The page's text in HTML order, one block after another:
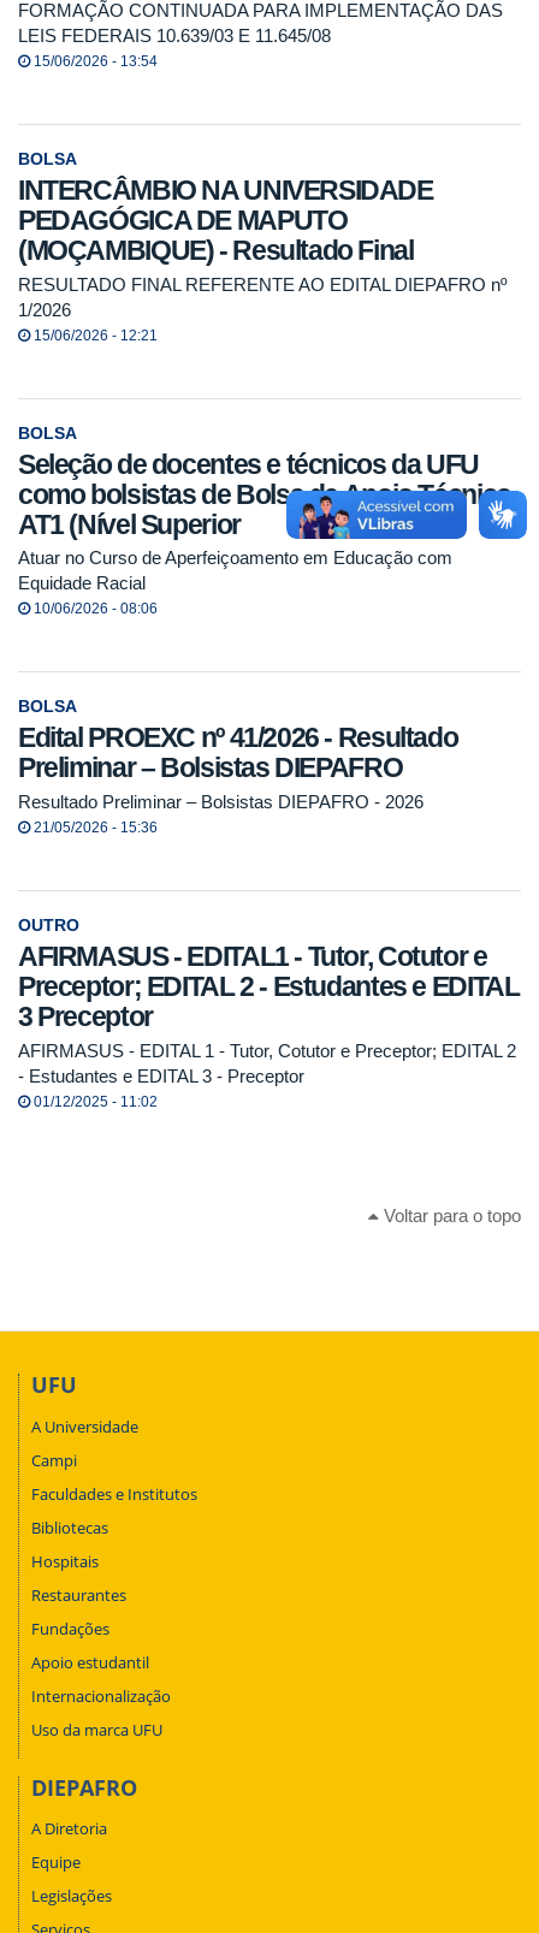
FORMAÇÃO CONTINUADA PARA IMPLEMENTAÇÃO DAS
LEIS FEDERAIS 10.639/03 E 11.645/08
15/06/2026 - 13:54
BOLSA
INTERCÂMBIO NA UNIVERSIDADE
PEDAGÓGICA DE MAPUTO
(MOÇAMBIQUE) - Resultado Final
RESULTADO FINAL REFERENTE AO EDITAL DIEPAFRO nº
1/2026
15/06/2026 - 12:21
BOLSA
Seleção de docentes e técnicos da UFU
como bolsistas de Bolsa de Apoio Técnico
AT1 (Nível Superior
Atuar no Curso de Aperfeiçoamento em Educação com
Equidade Racial
10/06/2026 - 08:06
BOLSA
Edital PROEXC nº 41/2026 - Resultado
Preliminar – Bolsistas DIEPAFRO
Resultado Preliminar – Bolsistas DIEPAFRO - 2026
21/05/2026 - 15:36
OUTRO
AFIRMASUS - EDITAL1 - Tutor, Cotutor e
Preceptor; EDITAL 2 - Estudantes e EDITAL
3 Preceptor
AFIRMASUS - EDITAL 1 - Tutor, Cotutor e Preceptor; EDITAL 2
- Estudantes e EDITAL 3 - Preceptor
01/12/2025 - 11:02
Voltar para o topo
UFU
A Universidade
Campi
Faculdades e Institutos
Bibliotecas
Hospitais
Restaurantes
Fundações
Apoio estudantil
Internacionalização
Uso da marca UFU
DIEPAFRO
A Diretoria
Equipe
Legislações